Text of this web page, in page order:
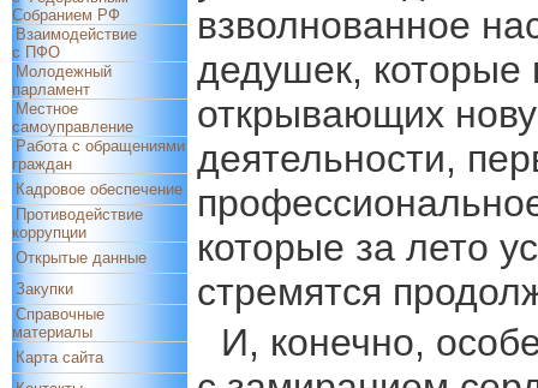
Собранием РФ
Взаимодействие
с ПФО
Молодежный
парламент
Местное
самоуправление
Работа с обращениями
граждан
Кадровое обеспечение
Противодействие
коррупции
Открытые данные
Закупки
Справочные
материалы
Карта сайта
взволнованное
дедушек, которые
открывающих
деятельности,
которые за лето
стремятся
И, конечно,